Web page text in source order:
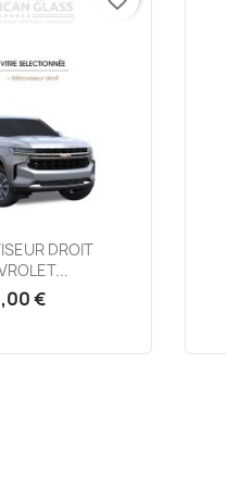
rapide
DROIT
€